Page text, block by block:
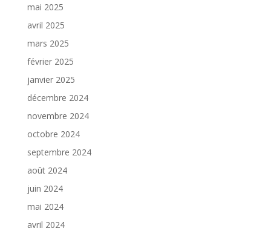
mai 2025
avril 2025
mars 2025
février 2025
janvier 2025
décembre 2024
novembre 2024
octobre 2024
septembre 2024
août 2024
juin 2024
mai 2024
avril 2024